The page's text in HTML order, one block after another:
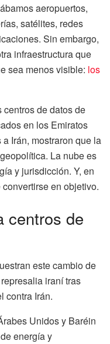
aeropuertos,
satélites, redes
Sin embargo,
infraestructura que
sea menos visible: los
centros de datos de
en los Emiratos
Irán, mostraron que la
La nube es
y jurisdicción. Y, en
en objetivo.
centros de
este cambio de
iraní tras
contra Irán.
Unidos y Baréin
energía y